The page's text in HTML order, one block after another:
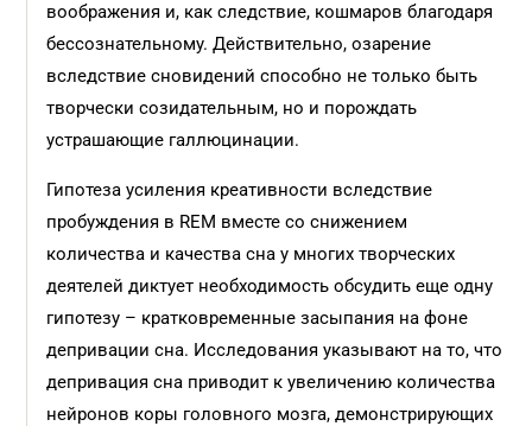
воображения и, как следствие, кошмаров благодаря
бессознательному. Действительно, озарение
вследствие сновидений способно не только быть
творчески созидательным, но и порождать
устрашающие галлюцинации.
Гипотеза усиления креативности вследствие
пробуждения в REM вместе со снижением
количества и качества сна у многих творческих
деятелей диктует необходимость обсудить еще одну
гипотезу – кратковременные засыпания на фоне
депривации сна. Исследования указывают на то, что
депривация сна приводит к увеличению количества
нейронов коры головного мозга, демонстрирующих